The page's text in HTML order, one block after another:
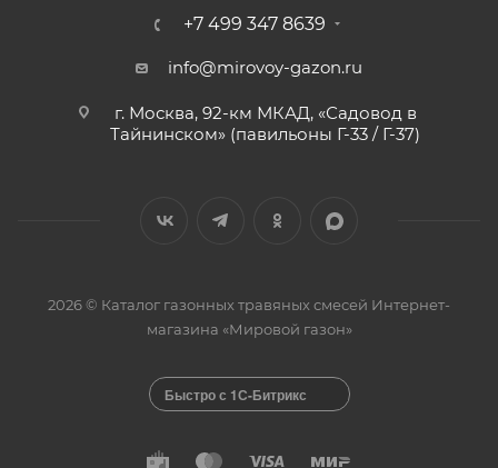
+7 499 347 8639
info@mirovoy-gazon.ru
г. Москва, 92-км МКАД, «Садовод в
Тайнинском» (павильоны Г-33 / Г-37)
2026 © Каталог газонных травяных смесей Интернет-
магазина «Мировой газон»
Быстро с 1С-Битрикс